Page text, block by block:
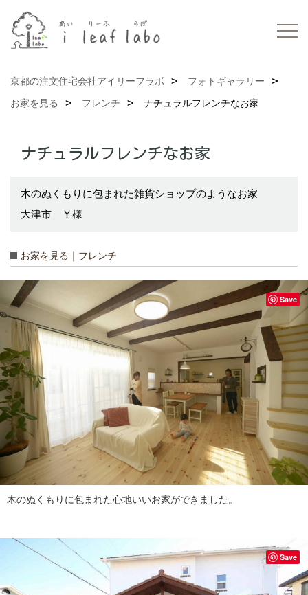
京都の注文住宅会社アイリーフラボ
フォトギャラリー
お家を見る
フレンチ ナチュラルフレンチなお家
ナチュラルフレンチなお家
木のぬくもりに包まれた雑貨ショップのようなお家
大津市 Ｙ様
お家を見る｜フレンチ
木のぬくもりに包まれた心地いいお家ができました。
Save
Save